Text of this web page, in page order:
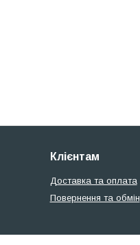
Клієнтам
Доставка та оплата
Повернення та обмін